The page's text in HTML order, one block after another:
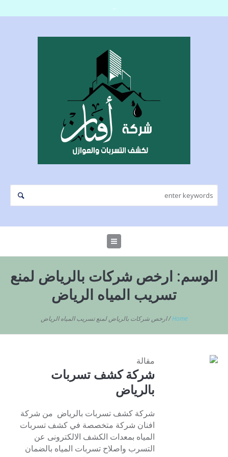
الوسم: ارخص شركات بالرياض لمنع
تسريب المياه الرياض
Home
/ارخص شركات بالرياض لمنع تسريب المياه الرياض
مقالة
شركة كشف تسربات
بالرياض
شركة كشف تسربات بالرياض من شركة
افنان شركة متخصصة في كشف تسربات
المياه بمعدات الكشف الالكترونى عن
التسرب واصلاح تسربات المياه بالضمان